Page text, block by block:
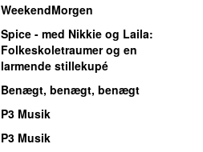
WeekendMorgen
Spice - med Nikkie og Laila:
Folkeskoletraumer og en
larmende stillekupé
Benægt, benægt, benægt
P3 Musik
P3 Musik